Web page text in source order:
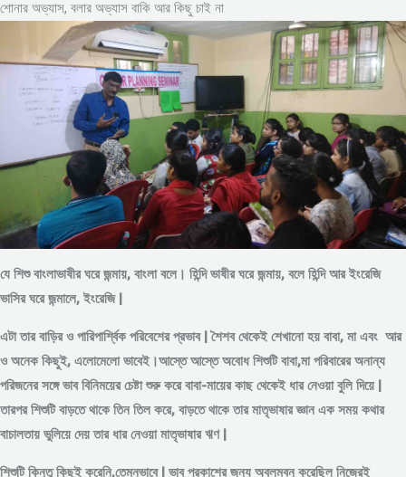
শোনার অভ্যাস, বলার অভ্যাস বাকি আর কিছু চাই না
যে শিশু বাংলাভাষীর ঘরে জন্মায়, বাংলা বলে। হিন্দি ভাষীর ঘরে জন্মায়, বলে হিন্দি আর ইংরেজি
ভাসির ঘরে জন্মালে, ইংরেজি |
এটা তার বাড়ির ও পারিপার্শ্বিক পরিবেশের প্রভাব | শৈশব থেকেই শেখানো হয় বাবা, মা এবং আর
ও অনেক কিছুই, এলোমেলো ভাবেই।আস্তে আস্তে অবোধ শিশুটি বাবা,মা পরিবারের অনান্য
পরিজনের সঙ্গে ভাব বিনিময়ের চেষ্টা শুরু করে বাবা-মায়ের কাছ থেকেই ধার নেওয়া বুলি দিয়ে |
তারপর শিশুটি বাড়তে থাকে তিন তিল করে, বাড়তে থাকে তার মাতৃভাষার জ্ঞান এক সময় কথার
বাচালতায় ভুলিয়ে দেয় তার ধার নেওয়া মাতৃভাষার ঋণ |
শিশুটি কিন্তু কিছুই করেনি,তেমনভাবে | ভাব প্রকাশের জন্য অবলম্বন করেছিল নিজেরই